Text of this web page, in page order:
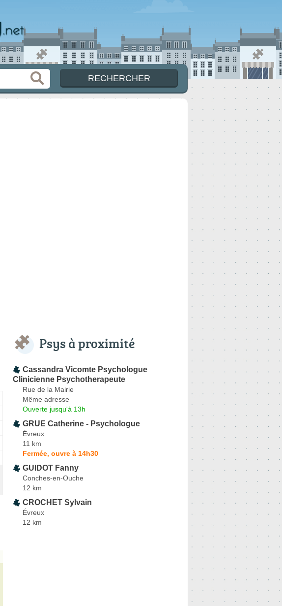
Psys à proximité
Cassandra Vicomte Psychologue
Clinicienne Psychotherapeute
Rue de la Mairie
Même adresse
Ouverte jusqu'à 13h
GRUE Catherine - Psychologue
Évreux
11 km
Fermée, ouvre à 14h30
GUIDOT Fanny
Conches-en-Ouche
12 km
CROCHET Sylvain
Évreux
12 km